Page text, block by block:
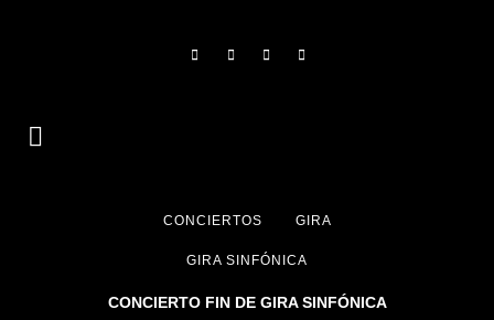
CONCIERTOS GIRA
GIRA SINFÓNICA
CONCIERTO FIN DE GIRA SINFÓNICA